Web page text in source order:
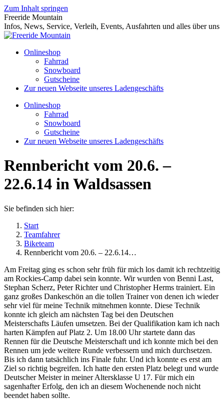
Zum Inhalt springen
Freeride Mountain
Infos, News, Service, Verleih, Events, Ausfahrten und alles über uns
Onlineshop
Fahrrad
Snowboard
Gutscheine
Zur neuen Webseite unseres Ladengeschäfts
Onlineshop
Fahrrad
Snowboard
Gutscheine
Zur neuen Webseite unseres Ladengeschäfts
Rennbericht vom 20.6. –
22.6.14 in Waldsassen
Sie befinden sich hier:
Start
Teamfahrer
Biketeam
Rennbericht vom 20.6. – 22.6.14…
Am Freitag ging es schon sehr früh für mich los damit ich rechtzeitig
am Rockies-Camp dabei sein konnte. Wir wurden von Benni Last,
Stephan Scherz, Peter Richter und Christopher Herms trainiert. Ein
ganz großes Dankeschön an die tollen Trainer von denen ich wieder
sehr viel für meine Technik mitnehmen konnte. Diese Technik
konnte ich gleich am nächsten Tag bei den Deutschen
Meisterschafts Läufen umsetzen. Bei der Qualifikation kam ich nach
harten Kämpfen auf Platz 2. Um 18.00 Uhr startete dann das
Rennen für die Deutsche Meisterschaft und ich konnte mich bei den
Rennen um jede weitere Runde verbessern und mich durchsetzen.
Bis ich dann tatsächlich ins Finale fuhr. Und ich konnte es erst am
Ziel so richtig begreifen. Ich hatte den ersten Platz belegt und wurde
Deutscher Meister in meiner Altersklasse U 17. Für mich ein
sagenhafter Erfolg, den ich an diesem Wochenende noch nicht
beendet haben sollte.